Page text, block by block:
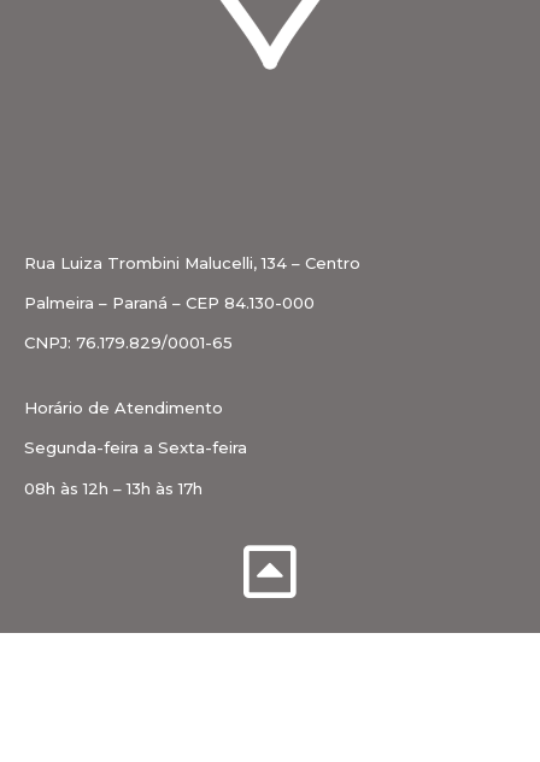
Rua Luiza Trombini Malucelli, 134 – Centro
Palmeira – Paraná – CEP 84.130-000
CNPJ: 76.179.829/0001-65
Horário de Atendimento
Segunda-feira a Sexta-feira
08h às 12h – 13h às 17h